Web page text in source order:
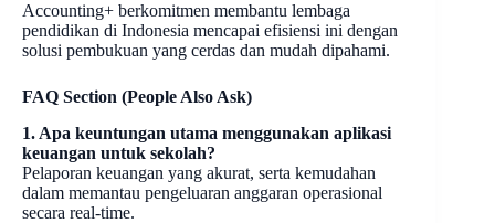
Accounting+ berkomitmen membantu lembaga
pendidikan di Indonesia mencapai efisiensi ini dengan
solusi pembukuan yang cerdas dan mudah dipahami.
FAQ Section (People Also Ask)
1. Apa keuntungan utama menggunakan aplikasi
keuangan untuk sekolah?
Pelaporan keuangan yang akurat, serta kemudahan
dalam memantau pengeluaran anggaran operasional
secara real-time.